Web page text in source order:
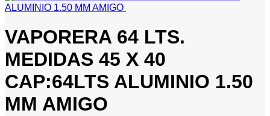
VAPORERA 64 LTS.
MEDIDAS 45 X 40
CAP:64LTS ALUMINIO 1.50
MM AMIGO